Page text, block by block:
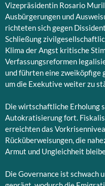
Vizepräsidentin Rosario
Ausbürgerungen und
richteten sich gegen
Schließung
Klima der Angst kritische
Verfassungsreformen
und führten eine zweiköpfige
um die Exekutive weiter zu
Die wirtschaftliche
Autokratisierung fort.
erreichten das
Rücküberweisungen, die
Armut und Ungleichheit
Die Governance ist